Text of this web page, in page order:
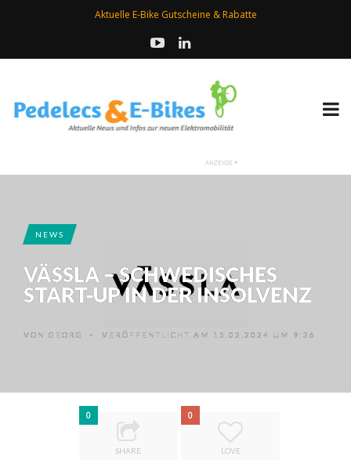
Aktuelle E-Bike Gutscheine & Rabatte
NEWS
VÄSSLA – SCHWEDISCHES
START-UP IN DER INSOLVENZ
VON GEORG • VERÖFFENTLICHT AM 15.02.2024 UM 9:36
0
SHARE
0
LOVE